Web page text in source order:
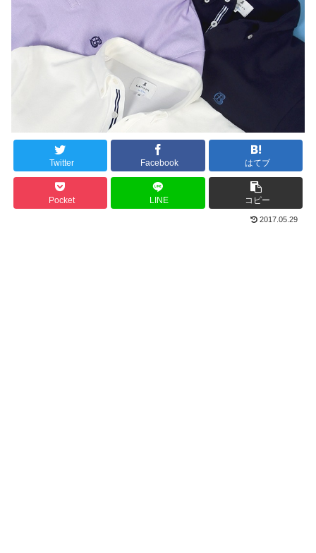
Twitter Facebook はてブ
Pocket LINE コピー
2017.05.29